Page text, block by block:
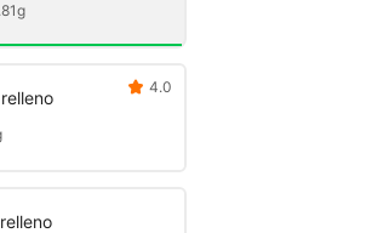
 4.0